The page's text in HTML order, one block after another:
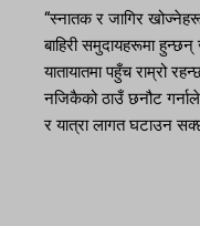
“स्नातक र जागिर
बाहिरी समुदायहरूमा
यातायातमा पहुँच राम्रो
नजिकैको ठाउँ छनौट
र यात्रा लागत घटाउन